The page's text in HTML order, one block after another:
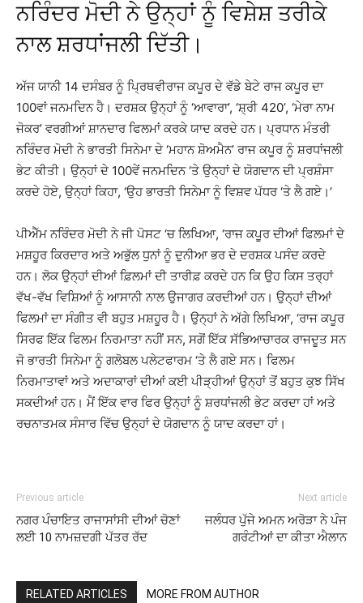
ਨਰਿੰਦਰ ਮੋਦੀ ਨੇ ਉਨ੍ਹਾਂ ਨੂੰ ਵਿਸ਼ੇਸ਼ ਤਰੀਕੇ
ਨਾਲ ਸ਼ਰਧਾਂਜਲੀ ਦਿੱਤੀ।
ਅੱਜ ਯਾਨੀ 14 ਦਸੰਬਰ ਨੂੰ ਪ੍ਰਿਥਵੀਰਾਜ ਕਪੂਰ ਦੇ ਵੱਡੇ ਬੇਟੇ ਰਾਜ ਕਪੂਰ ਦਾ
100ਵਾਂ ਜਨਮਦਿਨ ਹੈ। ਦਰਸ਼ਕ ਉਨ੍ਹਾਂ ਨੂੰ ‘ਆਵਾਰਾ’, ‘ਸ਼੍ਰੀ 420’, ‘ਮੇਰਾ ਨਾਮ
ਜੋਕਰ’ ਵਰਗੀਆਂ ਸ਼ਾਨਦਾਰ ਫਿਲਮਾਂ ਕਰਕੇ ਯਾਦ ਕਰਦੇ ਹਨ। ਪ੍ਰਧਾਨ ਮੰਤਰੀ
ਨਰਿੰਦਰ ਮੋਦੀ ਨੇ ਭਾਰਤੀ ਸਿਨੇਮਾ ਦੇ ‘ਮਹਾਨ ਸ਼ੋਅਮੈਨ’ ਰਾਜ ਕਪੂਰ ਨੂੰ ਸ਼ਰਧਾਂਜਲੀ
ਭੇਟ ਕੀਤੀ। ਉਨ੍ਹਾਂ ਦੇ 100ਵੇਂ ਜਨਮਦਿਨ ‘ਤੇ ਉਨ੍ਹਾਂ ਦੇ ਯੋਗਦਾਨ ਦੀ ਪ੍ਰਸ਼ੰਸਾ
ਕਰਦੇ ਹੋਏ, ਉਨ੍ਹਾਂ ਕਿਹਾ, ‘ਉਹ ਭਾਰਤੀ ਸਿਨੇਮਾ ਨੂੰ ਵਿਸ਼ਵ ਪੱਧਰ ‘ਤੇ ਲੈ ਗਏ।’
ਪੀਐੱਮ ਨਰਿੰਦਰ ਮੋਦੀ ਨੇ ਜੀ ਪੋਸਟ ‘ਚ ਲਿਖਿਆ, ‘ਰਾਜ ਕਪੂਰ ਦੀਆਂ ਫਿਲਮਾਂ ਦੇ
ਮਸ਼ਹੂਰ ਕਿਰਦਾਰ ਅਤੇ ਅਭੁੱਲ ਧੁਨਾਂ ਨੂੰ ਦੁਨੀਆ ਭਰ ਦੇ ਦਰਸ਼ਕ ਪਸੰਦ ਕਰਦੇ
ਹਨ। ਲੋਕ ਉਨ੍ਹਾਂ ਦੀਆਂ ਫ਼ਿਲਮਾਂ ਦੀ ਤਾਰੀਫ਼ ਕਰਦੇ ਹਨ ਕਿ ਉਹ ਕਿਸ ਤਰ੍ਹਾਂ
ਵੱਖ-ਵੱਖ ਵਿਸ਼ਿਆਂ ਨੂੰ ਆਸਾਨੀ ਨਾਲ ਉਜਾਗਰ ਕਰਦੀਆਂ ਹਨ। ਉਨ੍ਹਾਂ ਦੀਆਂ
ਫਿਲਮਾਂ ਦਾ ਸੰਗੀਤ ਵੀ ਬਹੁਤ ਮਸ਼ਹੂਰ ਹੈ। ਉਨ੍ਹਾਂ ਨੇ ਅੱਗੇ ਲਿਖਿਆ, ‘ਰਾਜ ਕਪੂਰ
ਸਿਰਫ ਇੱਕ ਫਿਲਮ ਨਿਰਮਾਤਾ ਨਹੀਂ ਸਨ, ਸਗੋਂ ਇੱਕ ਸੱਭਿਆਚਾਰਕ ਰਾਜਦੂਤ ਸਨ
ਜੋ ਭਾਰਤੀ ਸਿਨੇਮਾ ਨੂੰ ਗਲੋਬਲ ਪਲੇਟਫਾਰਮ ‘ਤੇ ਲੈ ਗਏ ਸਨ। ਫਿਲਮ
ਨਿਰਮਾਤਾਵਾਂ ਅਤੇ ਅਦਾਕਾਰਾਂ ਦੀਆਂ ਕਈ ਪੀੜ੍ਹੀਆਂ ਉਨ੍ਹਾਂ ਤੋਂ ਬਹੁਤ ਕੁਝ ਸਿੱਖ
ਸਕਦੀਆਂ ਹਨ। ਮੈਂ ਇੱਕ ਵਾਰ ਫਿਰ ਉਨ੍ਹਾਂ ਨੂੰ ਸ਼ਰਧਾਂਜਲੀ ਭੇਟ ਕਰਦਾ ਹਾਂ ਅਤੇ
ਰਚਨਾਤਮਕ ਸੰਸਾਰ ਵਿੱਚ ਉਨ੍ਹਾਂ ਦੇ ਯੋਗਦਾਨ ਨੂੰ ਯਾਦ ਕਰਦਾ ਹਾਂ।
Previous article
ਨਗਰ ਪੰਚਾਇਤ ਰਾਜਾਸਾਂਸੀ ਦੀਆਂ ਚੋਣਾਂ
ਲਈ 10 ਨਾਮਜ਼ਦਗੀ ਪੱਤਰ ਰੱਦ
Next article
ਜਲੰਧਰ ਪੁੱਜੇ ਅਮਨ ਅਰੋੜਾ ਨੇ ਪੰਜ
ਗਰੰਟੀਆਂ ਦਾ ਕੀਤਾ ਐਲਾਨ
RELATED ARTICLES MORE FROM AUTHOR